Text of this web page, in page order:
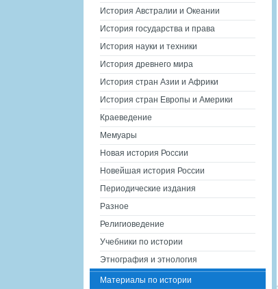
История Австралии и Океании
История государства и права
История науки и техники
История древнего мира
История стран Азии и Африки
История стран Европы и Америки
Краеведение
Мемуары
Новая история России
Новейшая история России
Периодические издания
Разное
Религиоведение
Учебники по истории
Этнография и этнология
Материалы по истории